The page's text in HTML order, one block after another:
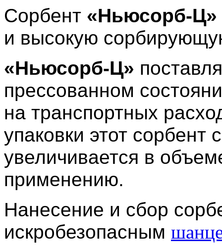
Сорбент «Ньюсорб-Ц»
и высокую
«Ньюсорб-Ц»
прессованном
на транспортных
упаковки этот сорбент
увеличивается в
применению.
Нанесение и сбор
искробезопасным